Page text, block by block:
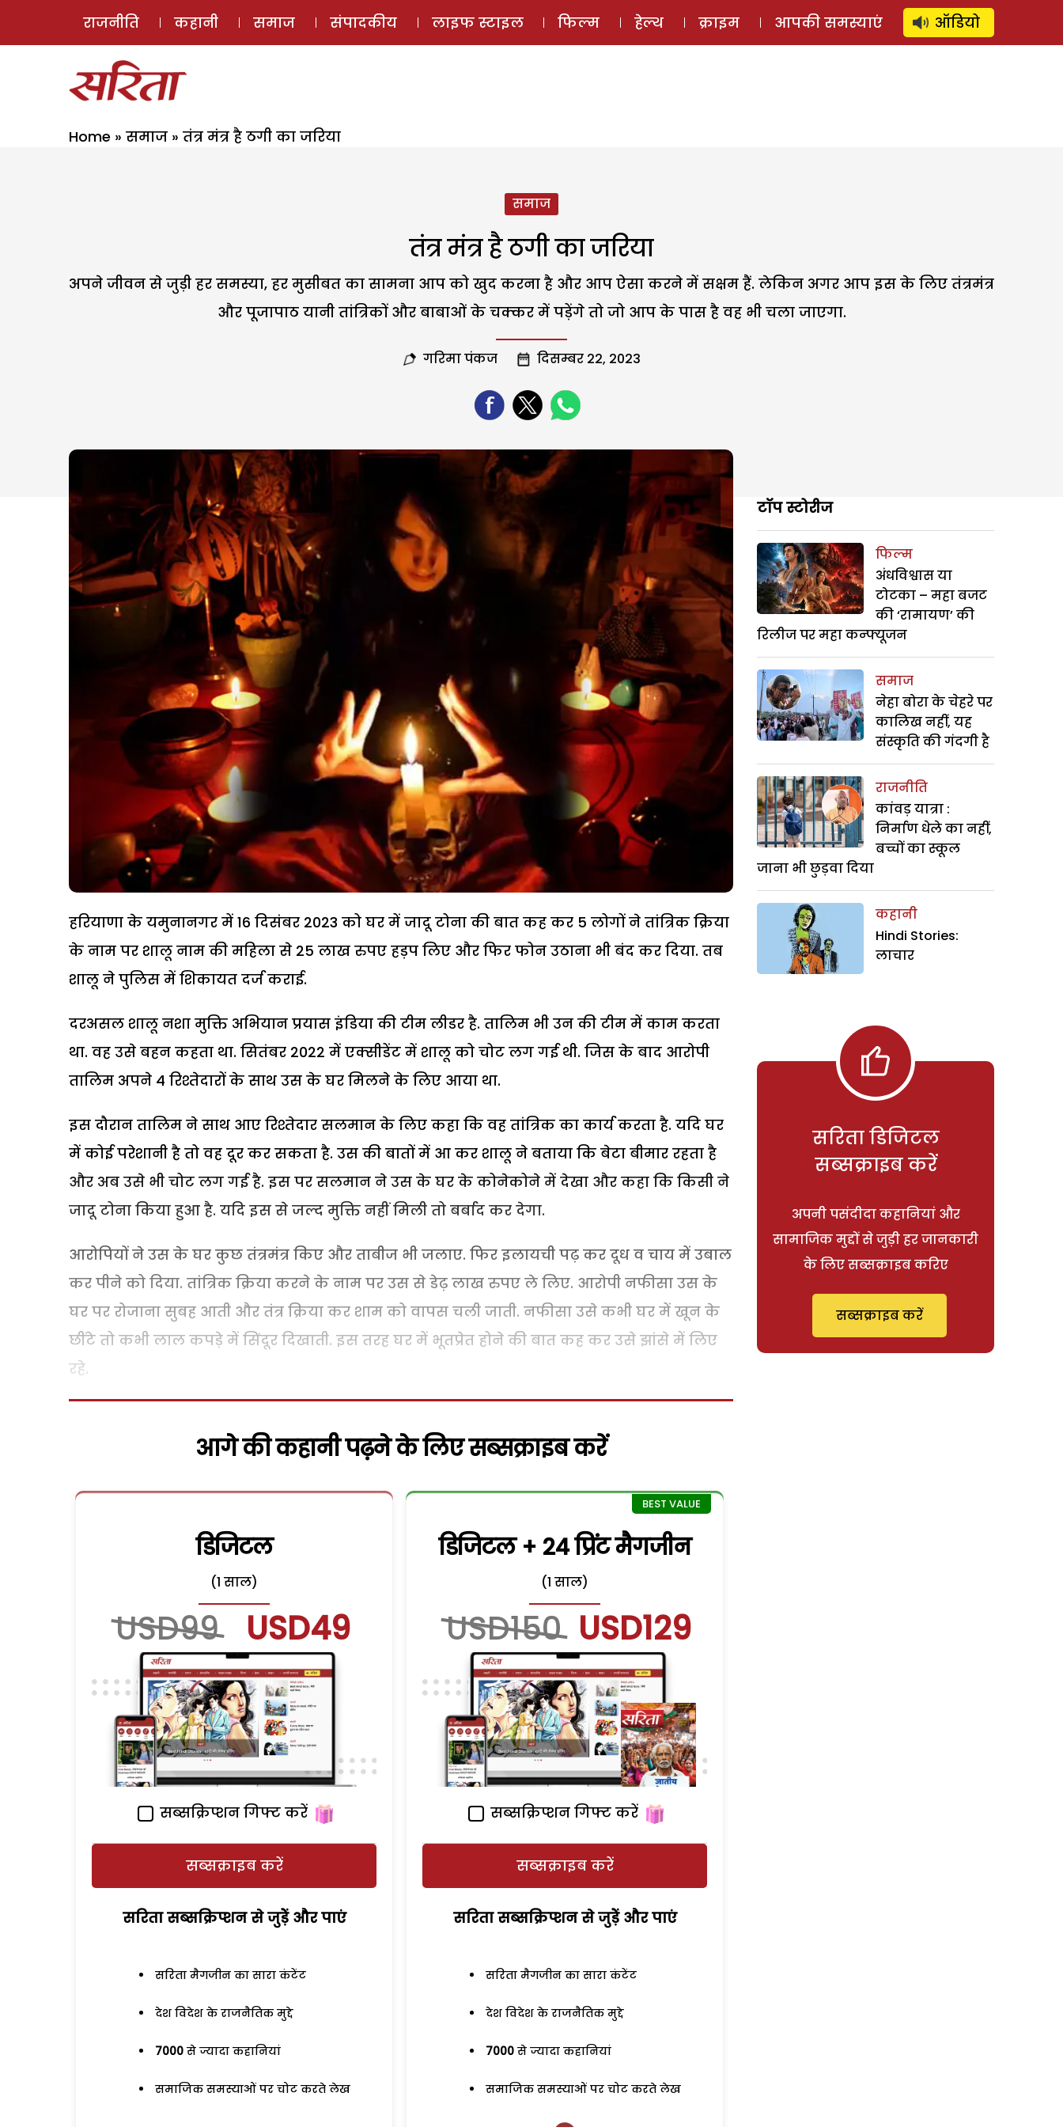
ई-मैगज़ीन ऑडियो स्टोरी लॉग इन ⚲ SUBSCRIBE
राजनीति कहानी समाज संपादकीय लाइफ स्टाइल फिल्म हेल्थ क्राइम आपकी समस्याएं ऑडियो
Home » समाज » तंत्र मंत्र है ठगी का जरिया
समाज
तंत्र मंत्र है ठगी का जरिया
अपने जीवन से जुड़ी हर समस्या, हर मुसीबत का सामना आप को खुद करना है और आप ऐसा करने में सक्षम हैं. लेकिन अगर आप इस के लिए तंत्रमंत्र
और पूजापाठ यानी तांत्रिकों और बाबाओं के चक्कर में पड़ेंगे तो जो आप के पास है वह भी चला जाएगा.
गरिमा पंकज दिसम्बर 22, 2023
हरियाणा के यमुनानगर में 16 दिसंबर 2023 को घर में जादू टोना की बात कह कर 5 लोगों ने तांत्रिक क्रिया
के नाम पर शालू नाम की महिला से 25 लाख रुपए हड़प लिए और फिर फोन उठाना भी बंद कर दिया. तब
शालू ने पुलिस में शिकायत दर्ज कराई.
दरअसल शालू नशा मुक्ति अभियान प्रयास इंडिया की टीम लीडर है. तालिम भी उन की टीम में काम करता
था. वह उसे बहन कहता था. सितंबर 2022 में एक्सीडेंट में शालू को चोट लग गई थी. जिस के बाद आरोपी
तालिम अपने 4 रिश्तेदारों के साथ उस के घर मिलने के लिए आया था.
इस दौरान तालिम ने साथ आए रिश्तेदार सलमान के लिए कहा कि वह तांत्रिक का कार्य करता है. यदि घर
में कोई परेशानी है तो वह दूर कर सकता है. उस की बातों में आ कर शालू ने बताया कि बेटा बीमार रहता है
और अब उसे भी चोट लग गई है. इस पर सलमान ने उस के घर के कोनेकोने में देखा और कहा कि किसी ने
जादू टोना किया हुआ है. यदि इस से जल्द मुक्ति नहीं मिली तो बर्बाद कर देगा.
आरोपियों ने उस के घर कुछ तंत्रमंत्र किए और ताबीज भी जलाए. फिर इलायची पढ़ कर दूध व चाय में उबाल
कर पीने को दिया. तांत्रिक क्रिया करने के नाम पर उस से डेढ़ लाख रुपए ले लिए. आरोपी नफीसा उस के
घर पर रोजाना सुबह आती और तंत्र क्रिया कर शाम को वापस चली जाती. नफीसा उसे कभी घर में खून के
छींटे तो कभी लाल कपड़े में सिंदूर दिखाती. इस तरह घर में भूतप्रेत होने की बात कह कर उसे झांसे में लिए
रहे.
आगे की कहानी पढ़ने के लिए सब्सक्राइब करें
डिजिटल
(1 साल)
USD99 USD49
सब्सक्रिप्शन गिफ्ट करें
सब्सक्राइब करें
सरिता सब्सक्रिप्शन से जुड़ेें और पाएं
सरिता मैगजीन का सारा कंटेंट
देश विदेश के राजनैतिक मुद्दे
7000 से ज्यादा कहानियां
समाजिक समस्याओं पर चोट करते लेख
डिजिटल + 24 प्रिंट मैगजीन
(1 साल)
USD150 USD129
सब्सक्रिप्शन गिफ्ट करें
सब्सक्राइब करें
सरिता सब्सक्रिप्शन से जुड़ेें और पाएं
सरिता मैगजीन का सारा कंटेंट
देश विदेश के राजनैतिक मुद्दे
7000 से ज्यादा कहानियां
समाजिक समस्याओं पर चोट करते लेख
टॉप स्टोरीज
फिल्म
अंधविश्वास या
टोटका – महा बजट
की ‘रामायण’ की
रिलीज पर महा कन्फ्यूजन
समाज
नेहा बोरा के चेहरे पर
कालिख नहीं, यह
संस्कृति की गंदगी है
राजनीति
कांवड़ यात्रा :
निर्माण धेले का नहीं,
बच्चों का स्कूल
जाना भी छुड़वा दिया
कहानी
Hindi Stories:
लाचार
सरिता डिजिटल
सब्सक्राइब करें
अपनी पसंदीदा कहानियां और
सामाजिक मुद्दों से जुड़ी हर जानकारी
के लिए सब्सक्राइब करिए
सब्सक्राइब करें